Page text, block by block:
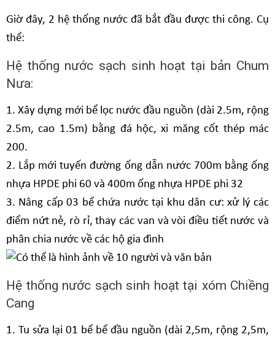
Giờ đây, 2 hệ thống nước đã bắt đầu được thi công. Cụ
thể:
Hệ thống nước sạch sinh hoạt tại bản Chum
Nưa:
1. Xây dựng mới bể lọc nước đầu nguồn (dài 2.5m, rộng
2.5m, cao 1.5m) bằng đá hộc, xi măng cốt thép mác
200.
2. Lắp mới tuyến đường ống dẫn nước 700m bằng ống
nhựa HPDE phi 60 và 400m ống nhựa HPDE phi 32
3. Nâng cấp 03 bể chứa nước tại khu dân cư: xử lý các
điểm nứt nẻ, rò rỉ, thay các van và vòi điều tiết nước và
phân chia nước về các hộ gia đình
Hệ thống nước sạch sinh hoạt tại xóm Chiềng
Cang
1. Tu sửa lại 01 bể bể đầu nguồn (dài 2,5m, rộng 2,5m,